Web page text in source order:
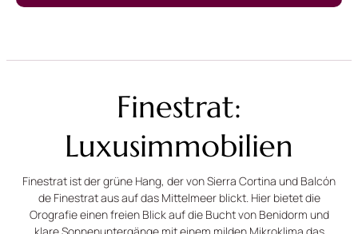
Finestrat:
Luxusimmobilien
Finestrat ist der grüne Hang, der von Sierra Cortina und Balcón
de Finestrat aus auf das Mittelmeer blickt. Hier bietet die
Orografie einen freien Blick auf die Bucht von Benidorm und